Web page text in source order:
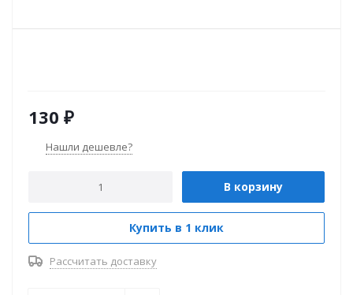
130 ₽
Нашли дешевле?
В корзину
Купить в 1 клик
Рассчитать доставку